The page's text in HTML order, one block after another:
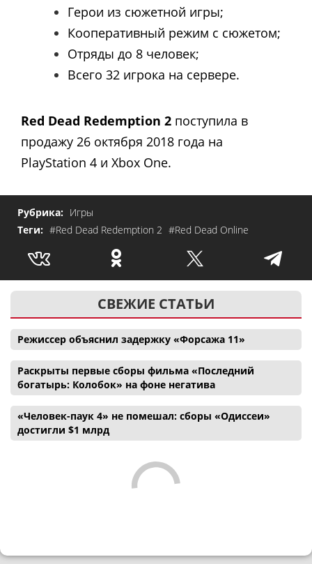
Герои из сюжетной игры;
Кооперативный режим с сюжетом;
Отряды до 8 человек;
Всего 32 игрока на сервере.
Red Dead Redemption 2 поступила в
продажу 26 октября 2018 года на
PlayStation 4 и Xbox One.
Рубрика: Игры
Теги: #Red Dead Redemption 2 #Red Dead Online
СВЕЖИЕ СТАТЬИ
Режиссер объяснил задержку «Форсажа 11»
Раскрыты первые сборы фильма «Последний
богатырь: Колобок» на фоне негатива
«Человек-паук 4» не помешал: сборы «Одиссеи»
достигли $1 млрд